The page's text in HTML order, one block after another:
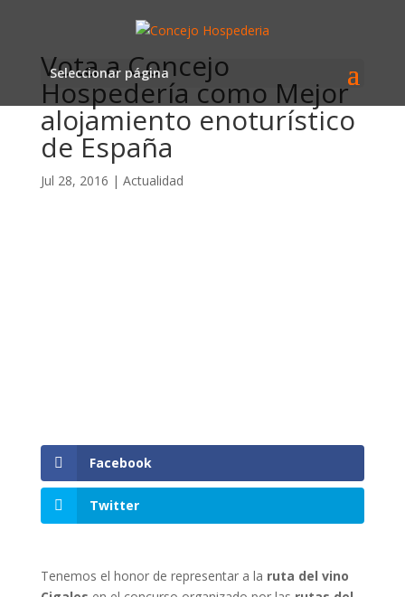
Seleccionar página
Vota a Concejo
Hospedería como Mejor
alojamiento enoturístico
de España
Jul 28, 2016 | Actualidad
Facebook
Twitter
Tenemos el honor de representar a la ruta del vino